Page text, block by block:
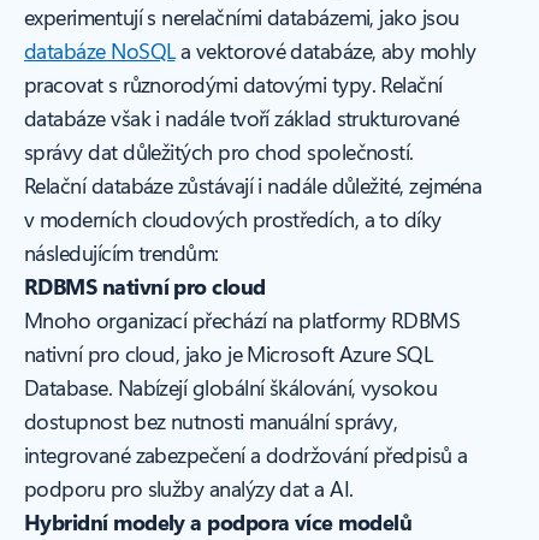
experimentují s nerelačními databázemi, jako jsou
databáze NoSQLa vektorové databáze, aby mohly
pracovat s různorodými datovými typy. Relační
databáze však i nadále tvoří základ strukturované
správy dat důležitých pro chod společností.
Relační databáze zůstávají i nadále důležité, zejména
v moderních cloudových prostředích, a to díky
následujícím trendům:
RDBMS nativní pro cloud
Mnoho organizací přechází na platformy RDBMS
nativní pro cloud, jako je Microsoft Azure SQL
Database. Nabízejí globální škálování, vysokou
dostupnost bez nutnosti manuální správy,
integrované zabezpečení a dodržování předpisů a
podporu pro služby analýzy dat a AI.
Hybridní modely a podpora více modelů